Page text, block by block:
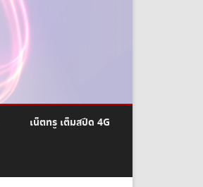
เน็ตทรู เต็มสปีด 4G